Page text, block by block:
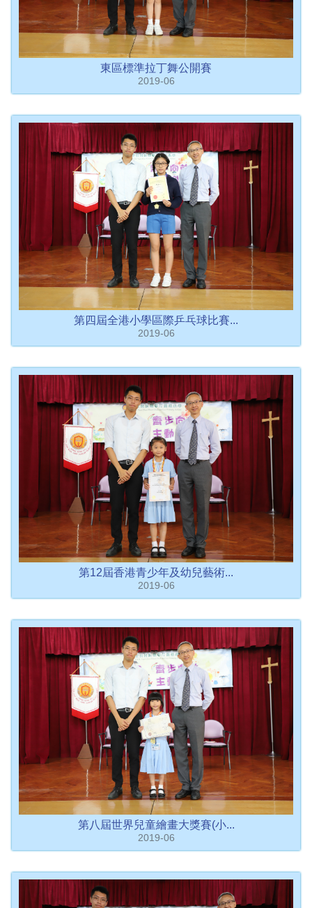
東區標準拉丁舞公開賽
2019-06
第四屆全港小學區際乒乓球比賽...
2019-06
第12屆香港青少年及幼兒藝術...
2019-06
第八屆世界兒童繪畫大獎賽(小...
2019-06